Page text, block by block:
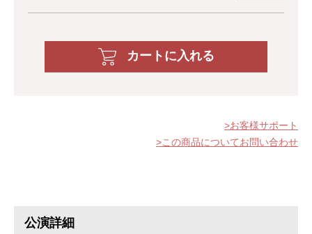
カートに入れる
お客様サポート
この商品についてお問い合わせ
公演詳細